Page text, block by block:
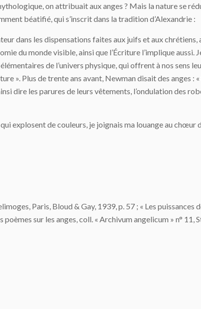
on attribuait aux anges ? Mais la nature se
béatifié, qui s’inscrit dans la tradition d’Alexandrie :
dans les dispensations faites aux juifs et aux chrétiens,
du monde visible, ainsi que l’Écriture l’implique aussi.
de l’univers physique, qui offrent à nos sens
». Plus de trente ans avant, Newman disait des anges :
dire les parures de leurs vêtements, l’ondulation des
explosent de couleurs, je joignais ma louange au chœur
Paris, Bloud & Gay, 1939, p. 57 ; « Les puissances
poèmes sur les anges, coll. « Archivum angelicum » n° 11,